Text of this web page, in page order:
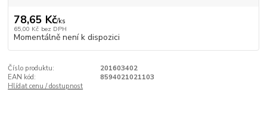
78,65 Kč/ks
65,00 Kč bez DPH
Momentálně není k dispozici
Číslo produktu:
201603402
EAN kód:
8594021021103
Hlídat cenu / dostupnost